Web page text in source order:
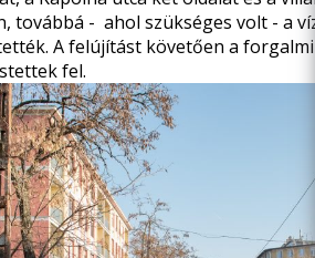
továbbá - ahol szükséges volt - a
A felújítást követően a
fel.